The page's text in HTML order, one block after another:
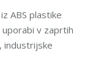
ABS plastike
v zaprtih
industrijske